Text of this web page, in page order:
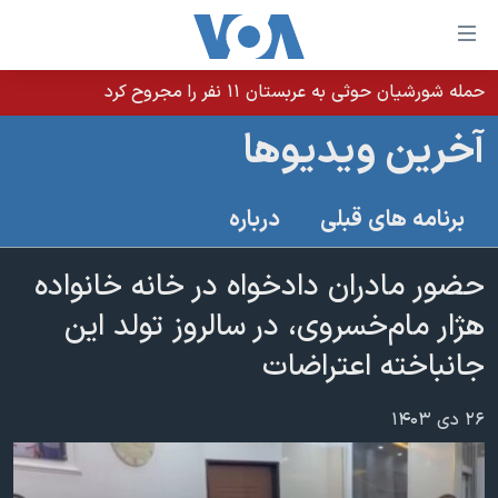
لینکهای
قابل
دسترسی
جهش
اصلی
جهش
به
صفحه
اصلی
جهش
جستجو
خانه
نسخه سبک وب‌سایت
آمریکا
جهان
ورزشی
ویژه برنامه‌ها
برنامه های تلویزیونی
جدول برنامه ها
صفحه‌های ویژه
جام جهانی ۲۰۲۶
۲۵۰سالگی آمریکا
بایگانی برنامه‌های تلویزیونی
فرکانس‌های صدای آمریکا
یادگیری زبان انگلیسی
حمله شورشیان حوثی به عربستان ۱۱ نفر را مجروح کرد
آخرین ویدیوها
برنامه های قبلی درباره
حضور مادران دادخواه در خانه خانواده
هژار مام‌خسروی، در سالروز تولد این
جانباخته اعتراضات
۲۶ دی ۱۴۰۳